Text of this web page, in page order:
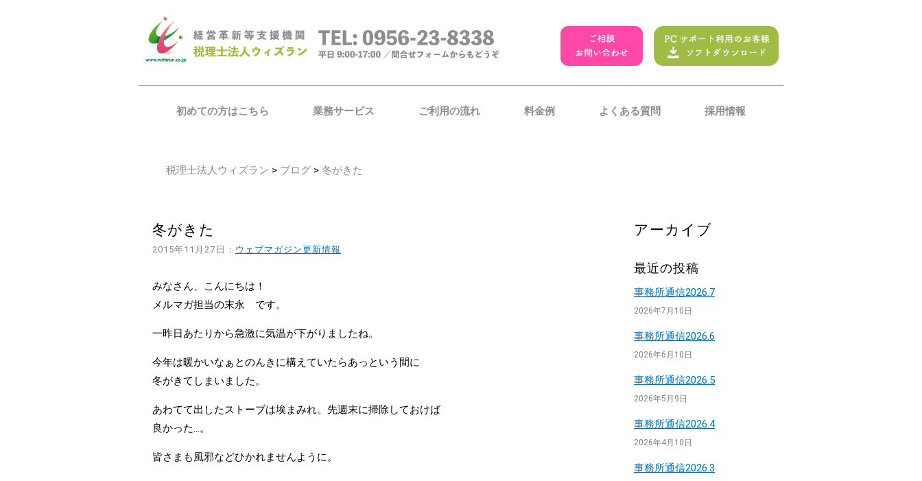
初めての方はこちら 業務サービス ご利用の流れ 料金例 よくある質問 採用情報
税理士法人ウィズラン > ブログ > 冬がきた
冬がきた
2015年11月27日： ウェブマガジン更新情報
みなさん、こんにちは！
メルマガ担当の末永 です。
一昨日あたりから急激に気温が下がりましたね。
今年は暖かいなぁとのんきに構えていたらあっという間に
冬がきてしまいました。
あわてて出したストーブは埃まみれ。先週末に掃除しておけば
良かった…。
皆さまも風邪などひかれませんように。
アーカイブ
最近の投稿
事務所通信2026.7
2026年7月10日
事務所通信2026.6
2026年6月10日
事務所通信2026.5
2026年5月9日
事務所通信2026.4
2026年4月10日
事務所通信2026.3